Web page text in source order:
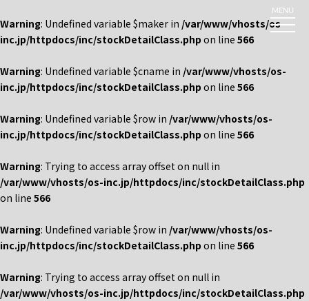
Warning: Undefined variable $maker in /var/www/vhosts/os-
inc.jp/httpdocs/inc/stockDetailClass.php on line 566
Warning: Undefined variable $cname in /var/www/vhosts/os-
inc.jp/httpdocs/inc/stockDetailClass.php on line 566
Warning: Undefined variable $row in /var/www/vhosts/os-
inc.jp/httpdocs/inc/stockDetailClass.php on line 566
Warning: Trying to access array offset on null in
/var/www/vhosts/os-inc.jp/httpdocs/inc/stockDetailClass.php
on line 566
Warning: Undefined variable $row in /var/www/vhosts/os-
inc.jp/httpdocs/inc/stockDetailClass.php on line 566
Warning: Trying to access array offset on null in
/var/www/vhosts/os-inc.jp/httpdocs/inc/stockDetailClass.php
MENU